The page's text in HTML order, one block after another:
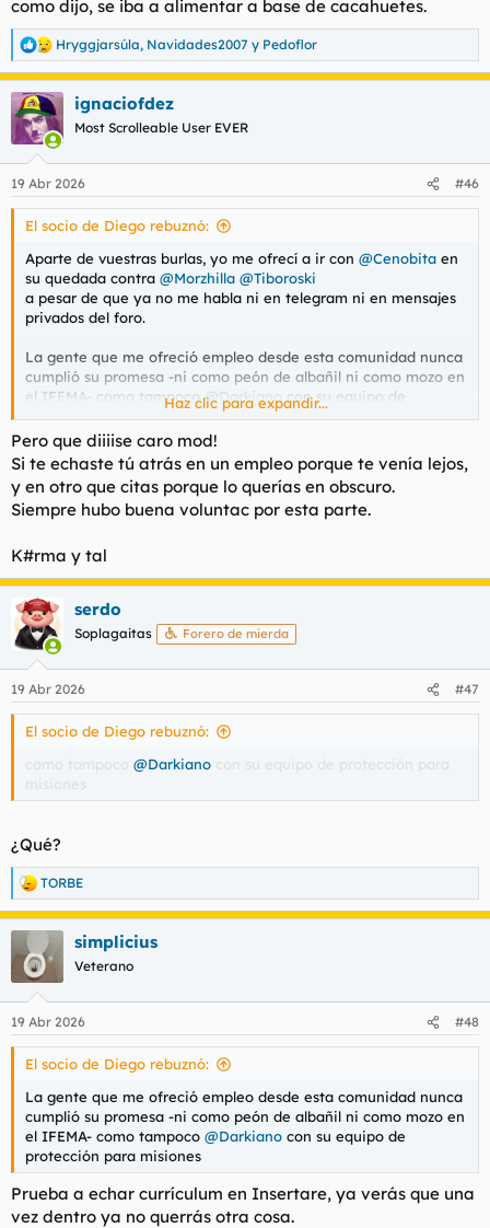
como dijo, se iba a alimentar a base de cacahuetes.
R
e
a
c
c
i
e
s
Hryggjarsúla, Navidades2007 y Pedoflor
ignaciofdez
Most Scrolleable User EVER
19 Abr 2026 #46
El socio de Diego rebuznó:
Aparte de vuestras burlas, yo me ofrecí a ir con @Cenobita en
su quedada contra @Morzhilla @Tiboroski
a pesar de que ya no me habla ni en telegram ni en mensajes
privados del foro.
La gente que me ofreció empleo desde esta comunidad nunca
cumplió su promesa -ni como peón de albañil ni como mozo en
el IFEMA- como tampoco@Darkianocon su equipo de
protección para misiones
Haz clic para expandir...
Pero que diiiise caro mod!
Si te echaste tú atrás en un empleo porque te venía lejos,
y en otro que citas porque lo querías en obscuro.
Siempre hubo buena voluntac por esta parte.
K#rma y tal
serdo
Soplagaitas Forero de mierda
19 Abr 2026 #47
El socio de Diego rebuznó:
como tampoco @Darkiano con su equipo de protección para
misiones
¿Qué?
R
e
a
c
e
s
TORBE
simplicius
Veterano
19 Abr 2026 #48
El socio de Diego rebuznó:
La gente que me ofreció empleo desde esta comunidad nunca
cumplió su promesa -ni como peón de albañil ni como mozo en
el IFEMA- como tampoco @Darkiano con su equipo de
protección para misiones
Prueba a echar currículum en Insertare, ya verás que una
vez dentro ya no querrás otra cosa.